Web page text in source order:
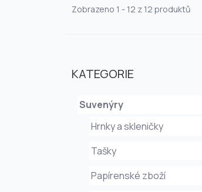
Zobrazeno 1 - 12 z 12 produktů
KATEGORIE
Suvenýry
Hrnky a skleničky
Tašky
Papírenské zboží